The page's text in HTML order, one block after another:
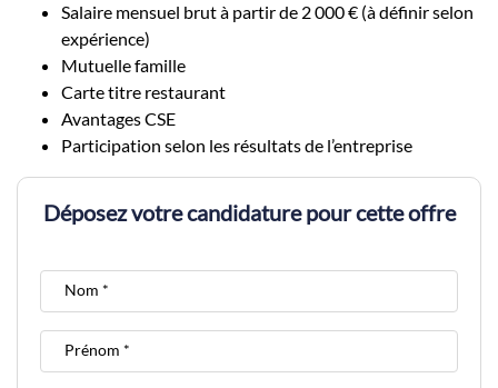
Salaire mensuel brut à partir de 2 000 € (à définir selon
expérience)
Mutuelle famille
Carte titre restaurant
Avantages CSE
Participation selon les résultats de l’entreprise
Déposez votre candidature pour cette offre
Nom *
Prénom *